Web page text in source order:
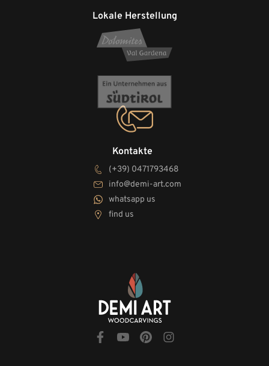
Kontakte
(+39) 0471793468
info@demi-art.com
whatsapp us
find us
Lokale Herstellung